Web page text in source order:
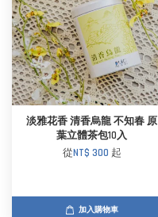
淡雅花香 清香烏龍 不知春 原
葉立體茶包10入
從NT$ 300 起
加入購物車